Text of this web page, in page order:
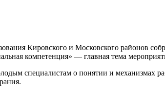
Кировского и Московского районов
компетенция» — главная тема
специалистам о понятии и механизмах